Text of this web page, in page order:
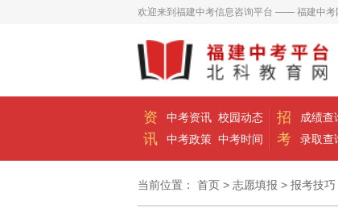
欢迎来到福建中考信息咨询平台 —— 福建中考
资
讯
中考资讯
中考政策
校园动态
中考时间
招
考
成绩查
录取查
当前位置： 首页 > 志愿填报 > 报考技巧